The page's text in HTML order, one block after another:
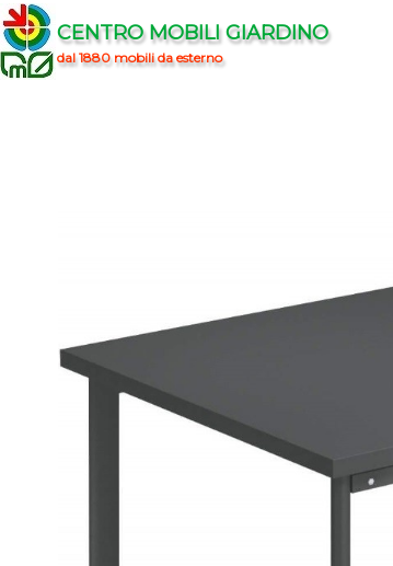
CENTRO MOBILI GIARDINO
dal 1880 mobili da esterno